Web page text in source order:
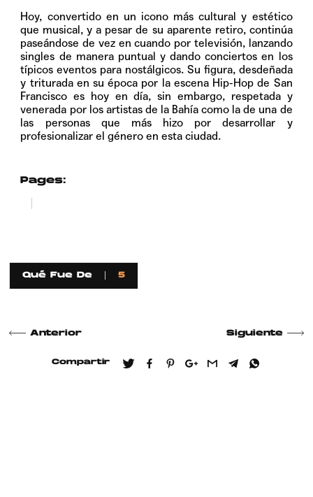
Hoy, convertido en un icono más cultural y estético
que musical, y a pesar de su aparente retiro, continúa
paseándose de vez en cuando por televisión, lanzando
singles de manera puntual y dando conciertos en los
típicos eventos para nostálgicos. Su figura, desdeñada
y triturada en su época por la escena Hip-Hop de San
Francisco es hoy en día, sin embargo, respetada y
venerada por los artistas de la Bahía como la de una de
las personas que más hizo por desarrollar y
profesionalizar el género en esta ciudad.
Pages:
Qué Fue De 5
Anterior Siguiente
Compartir